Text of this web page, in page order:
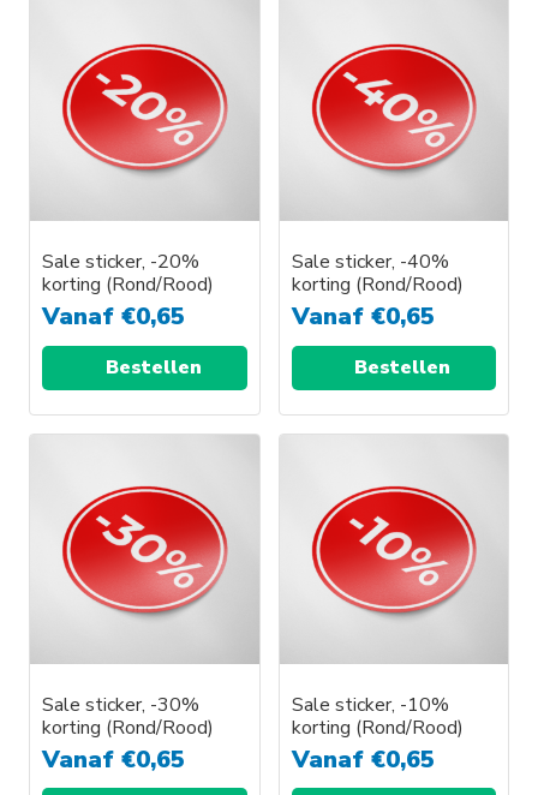
Sale sticker, -20%
korting (Rond/Rood)
Vanaf €0,65
Bestellen
Sale sticker, -40%
korting (Rond/Rood)
Vanaf €0,65
Bestellen
Sale sticker, -30%
korting (Rond/Rood)
Vanaf €0,65
Sale sticker, -10%
korting (Rond/Rood)
Vanaf €0,65